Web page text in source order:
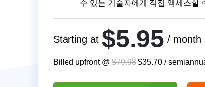
수 있는 기술자에게 직접 액세스할
Starting at $5.95 / month
Billed upfront @ $79.98 $35.70 /